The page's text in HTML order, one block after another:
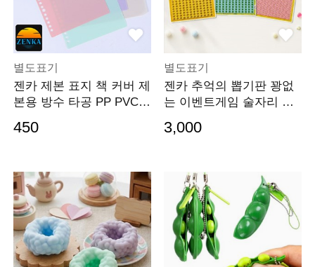
별도표기
젠카 제본 표지 책 커버 제
본용 방수 타공 PP PVC
공
450
별도표기
젠카 추억의 뽑기판 꽝없
는 이벤트게임 술자리 종
3,000